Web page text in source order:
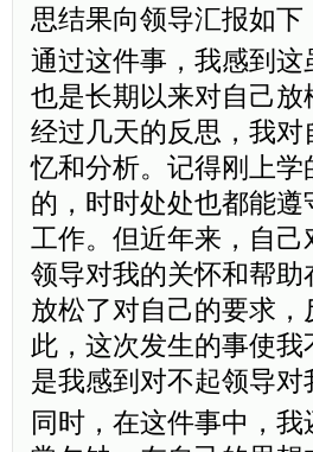
思结果向领导汇报如下
通过这件事，我感到
也是长期以来对自己
经过几天的反思，我
忆和分析。记得刚上
的，时时处处也都能
工作。但近年来，自
领导对我的关怀和帮
放松了对自己的要求
此，这次发生的事使
是我感到对不起领导
同时，在这件事中，